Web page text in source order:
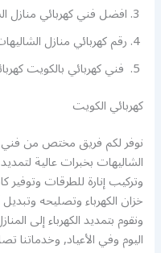
افضل فني كهربائي منازل
رقم كهربائي منازل
فني كهربائي بالكويت
كهربائي الكويت
نوفر لكم فريق مختص من فني
الشاليهات بخبرات عالية
وتركيب إنارة للطرقات وتوفير
خزان الكهرباء وتصليحه
ونقوم بتمديد الكهرباء إلى
اليوم وفي الأعياد,